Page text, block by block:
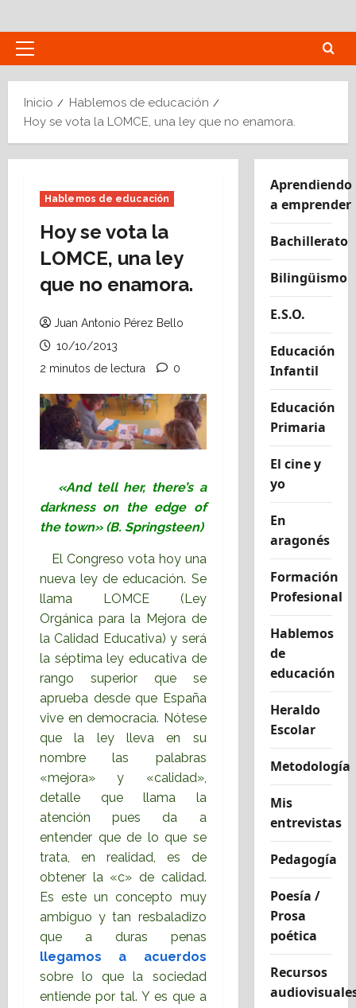
al
contenido
Menú
Inicio
Hablemos de educación
Hoy se vota la LOMCE, una ley que no enamora.
Hablemos de educación
Hoy se vota la
LOMCE, una ley
que no enamora.
Juan Antonio Pérez Bello
10/10/2013
2 minutos de lectura
0
«And tell her, there’s a
darkness on the edge of
the town» (B. Springsteen)
El Congreso vota hoy una
nueva ley de educación. Se
llama LOMCE (Ley
Orgánica para la Mejora de
la Calidad Educativa) y será
la séptima ley educativa de
rango superior que se
aprueba desde que España
vive en democracia. Nótese
que la ley lleva en su
nombre las palabras
«mejora» y «calidad»,
detalle que llama la
atención pues da a
entender que de lo que se
trata, en realidad, es de
obtener la «c» de calidad.
Es este un concepto muy
ambiguo y tan resbaladizo
que a duras penas
llegamos a acuerdos
sobre lo que la sociedad
entiende por tal. Y es que a
Aprendiendo
a emprender
Bachillerato
Bilingüismo
E.S.O.
Educación
Infantil
Educación
Primaria
El cine y
yo
En
aragonés
Formación
Profesional
Hablemos
de
educación
Heraldo
Escolar
Metodología
Mis
entrevistas
Pedagogía
Poesía /
Prosa
poética
Recursos